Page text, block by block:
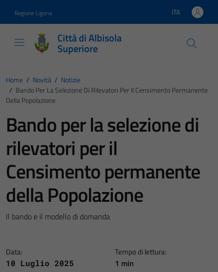
Regione Liguria Lingua attiva:
ITA
Città di Albisola
Superiore
Home / Novità / Notizie
/ Bando Per La Selezione Di Rilevatori Per Il Censimento Permanente
Della Popolazione
Bando per la selezione di
rilevatori per il
Censimento permanente
della Popolazione
Il bando e il modello di domanda
Data:
10 Luglio 2025
Tempo di lettura:
1 min